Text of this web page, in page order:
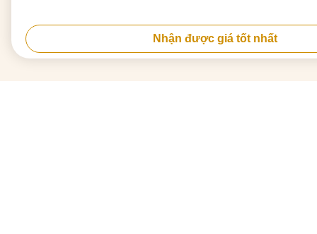
Nhận được giá tốt nhất